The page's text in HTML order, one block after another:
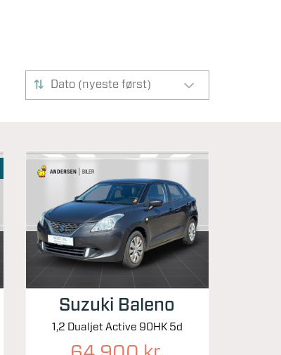
Dato (nyeste først)
Suzuki Baleno
1,2 Dualjet Active 90HK 5d